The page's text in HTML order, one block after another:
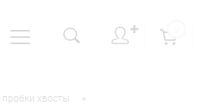
✚
хвосты